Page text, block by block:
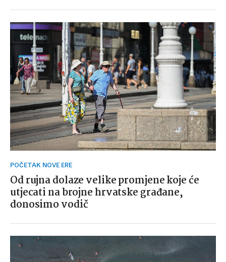
POČETAK NOVE ERE
Od rujna dolaze velike promjene koje će
utjecati na brojne hrvatske građane,
donosimo vodič